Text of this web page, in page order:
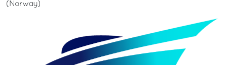
(Norway)